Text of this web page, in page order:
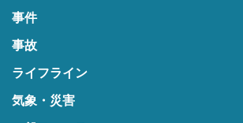
事件
事故
ライフライン
気象・災害